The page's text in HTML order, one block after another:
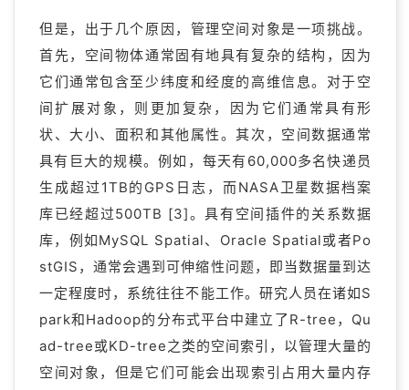
但是，出于几个原因，管理空间对象是一项挑战。
首先，空间物体通常固有地具有复杂的结构，因为
它们通常包含至少纬度和经度的高维信息。对于空
间扩展对象，则更加复杂，因为它们通常具有形
状、大小、面积和其他属性。其次，空间数据通常
具有巨大的规模。例如，每天有60,000多名快递员
生成超过1TB的GPS日志，而NASA卫星数据档案
库已经超过500TB [3]。具有空间插件的关系数据
库，例如MySQL Spatial、Oracle Spatial或者Po
stGIS，通常会遇到可伸缩性问题，即当数据量到达
一定程度时，系统往往不能工作。研究人员在诸如S
park和Hadoop的分布式平台中建立了R-tree，Qu
ad-tree或KD-tree之类的空间索引，以管理大量的
空间对象，但是它们可能会出现索引占用大量内存